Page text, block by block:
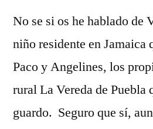
No se si os he hablado de
niño residente en Jamaica
Paco y Angelines, los
rural La Vereda de Puebla
guardo. Seguro que sí,